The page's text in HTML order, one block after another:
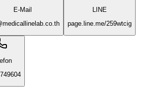
E-Mail
LINE
page.line.me/259wtcig